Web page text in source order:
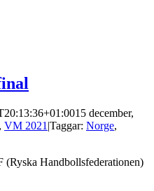
15 december,
, VM 2021 |Taggar: Norge,
(Ryska Handbollsfederationen)